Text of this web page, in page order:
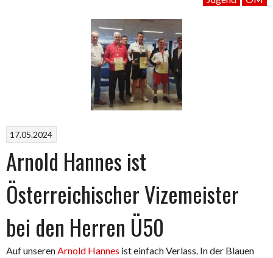
17.05.2024
Arnold Hannes ist
Österreichischer Vizemeister
bei den Herren Ü50
Auf unseren Arnold Hannes ist einfach Verlass. In der Blauen